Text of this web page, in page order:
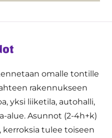
omalle tontille
rakennukseen
yksi liiketila, autohalli,
alue. Asunnot (2-4h+k)
kerroksia tulee toiseen